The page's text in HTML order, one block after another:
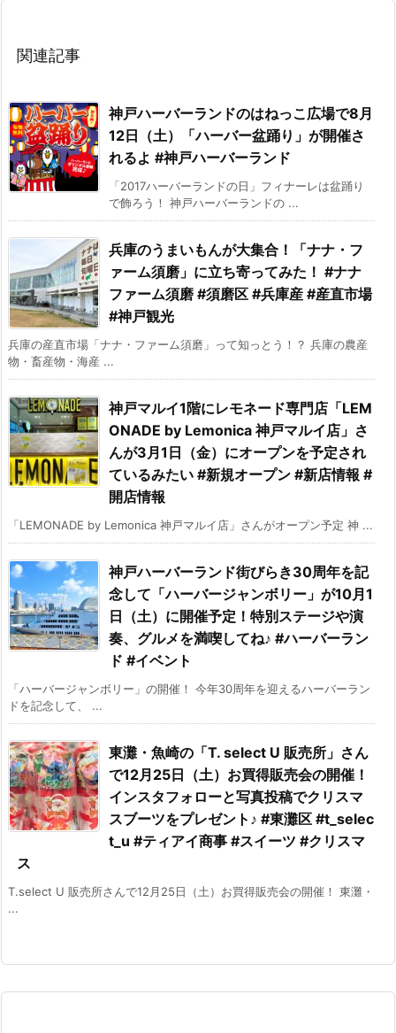
関連記事
神戸ハーバーランドのはねっこ広場で8月
12日（土）「ハーバー盆踊り」が開催さ
れるよ #神戸ハーバーランド
「2017ハーバーランドの日」フィナーレは盆踊り
で飾ろう！ 神戸ハーバーランドの ...
兵庫のうまいもんが大集合！「ナナ・フ
ァーム須磨」に立ち寄ってみた！ #ナナ
ファーム須磨 #須磨区 #兵庫産 #産直市場
#神戸観光
兵庫の産直市場「ナナ・ファーム須磨」って知っとう！？ 兵庫の農産
物・畜産物・海産 ...
神戸マルイ1階にレモネード専門店「LEM
ONADE by Lemonica 神戸マルイ店」さ
んが3月1日（金）にオープンを予定され
ているみたい #新規オープン #新店情報 #
開店情報
「LEMONADE by Lemonica 神戸マルイ店」さんがオープン予定 神 ...
神戸ハーバーランド街びらき30周年を記
念して「ハーバージャンボリー」が10月1
日（土）に開催予定！特別ステージや演
奏、グルメを満喫してね♪ #ハーバーラン
ド #イベント
「ハーバージャンボリー」の開催！ 今年30周年を迎えるハーバーラン
ドを記念して、 ...
東灘・魚崎の「T. select U 販売所」さん
で12月25日（土）お買得販売会の開催！
インスタフォローと写真投稿でクリスマ
スブーツをプレゼント♪ #東灘区 #t_selec
t_u #ティアイ商事 #スイーツ #クリスマ
ス
T.select U 販売所さんで12月25日（土）お買得販売会の開催！ 東灘・
...